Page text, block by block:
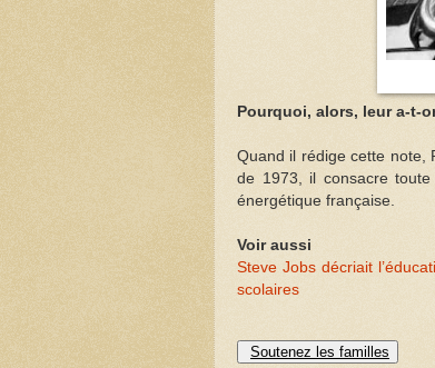
Pourquoi, alors, leur a-t-
Quand il rédige cette note,
de 1973, il consacre toute
énergétique française.
Voir aussi
Steve Jobs décriait
scolaires
Soutenez les familles